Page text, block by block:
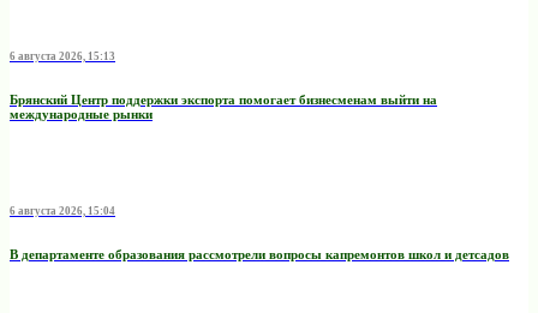
6 августа 2026, 15:13
Брянский Центр поддержки экспорта помогает бизнесменам выйти на
международные рынки
6 августа 2026, 15:04
В департаменте образования рассмотрели вопросы капремонтов школ и детсадов